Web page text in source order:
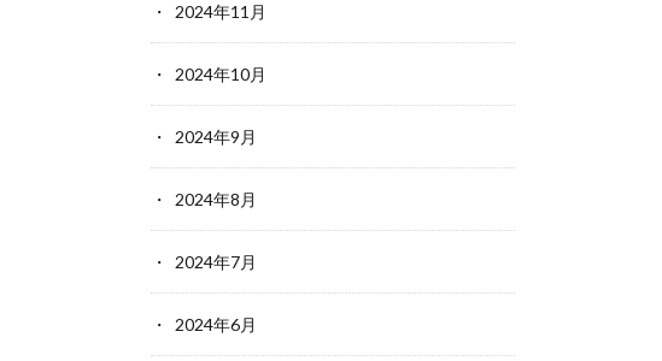
2024年11月
2024年10月
2024年9月
2024年8月
2024年7月
2024年6月